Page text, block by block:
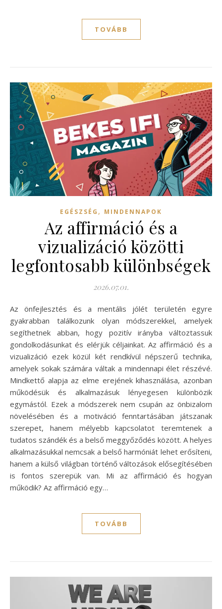
TOVÁBB
EGÉSZSÉG , MINDENNAPOK
Az affirmáció és a
vizualizáció közötti
legfontosabb különbségek
2026.07.01.
Az önfejlesztés és a mentális jólét területén egyre
gyakrabban találkozunk olyan módszerekkel, amelyek
segíthetnek abban, hogy pozitív irányba változtassuk
gondolkodásunkat és elérjük céljainkat. Az affirmáció és a
vizualizáció ezek közül két rendkívül népszerű technika,
amelyek sokak számára váltak a mindennapi élet részévé.
Mindkettő alapja az elme erejének kihasználása, azonban
működésük és alkalmazásuk lényegesen különbözik
egymástól. Ezek a módszerek nem csupán az önbizalom
növelésében és a motiváció fenntartásában játszanak
szerepet, hanem mélyebb kapcsolatot teremtenek a
tudatos szándék és a belső meggyőződés között. A helyes
alkalmazásukkal nemcsak a belső harmóniát lehet erősíteni,
hanem a külső világban történő változások elősegítésében
is fontos szerepük van. Mi az affirmáció és hogyan
működik? Az affirmáció egy…
TOVÁBB